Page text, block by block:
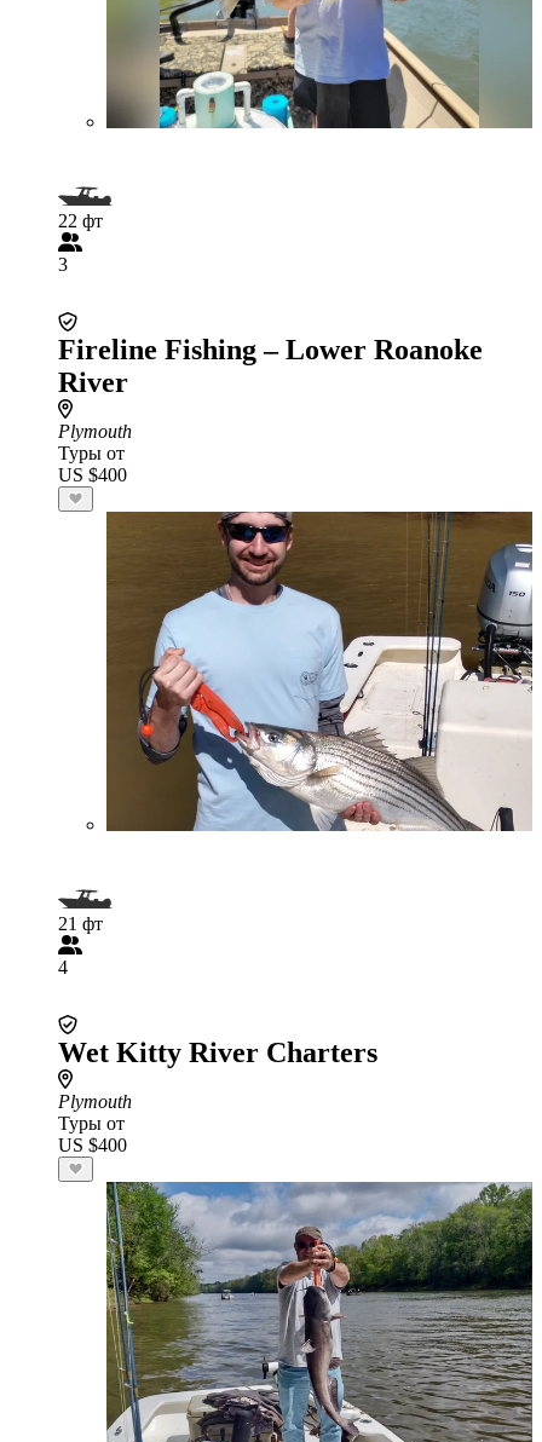
22 фт
3
Fireline Fishing – Lower Roanoke
River
Plymouth
Туры от
US $400
21 фт
4
Wet Kitty River Charters
Plymouth
Туры от
US $400